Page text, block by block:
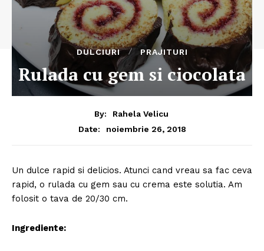
DULCIURI PRAJITURI
Rulada cu gem si ciocolata
By:
Rahela Velicu
Date:
noiembrie 26, 2018
Un dulce rapid si delicios. Atunci cand vreau sa fac ceva
rapid, o rulada cu gem sau cu crema este solutia. Am
folosit o tava de 20/30 cm.
Ingrediente: